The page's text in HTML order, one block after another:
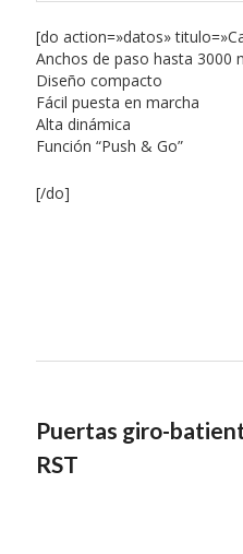
[do action=»datos»
Anchos de paso hasta 3000
Diseño compacto
Fácil puesta en marcha
Alta dinámica
Función “Push & Go”
[/do]
Puertas giro-
RST